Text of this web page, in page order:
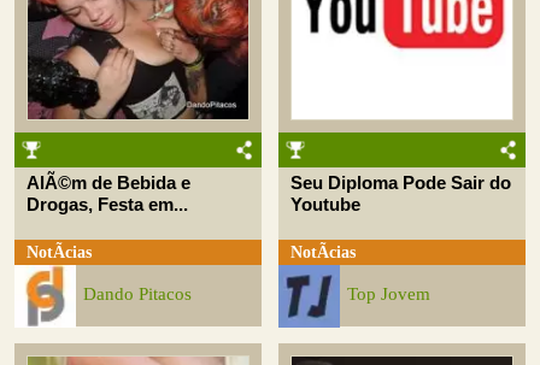
AlÃ©m de Bebida e
Drogas, Festa em...
NotÃ­cias
Dando Pitacos
Seu Diploma Pode Sair do
Youtube
NotÃ­cias
Top Jovem